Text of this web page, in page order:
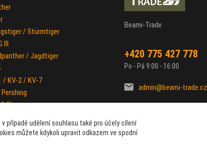
/ Stürmtiger
III
/ Jagdtiger
/ KV-2 / KV-7
Sherman
track M-16
Beami-Trade
+420 775 427 778
Po - Pá 9:00 - 16:00
admin@beami-trade.cz
případě udělení souhlasu také pro účely cílení
můžete kdykoli upravit odkazem ve spodní